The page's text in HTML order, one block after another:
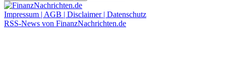
Impressum | AGB | Disclaimer | Datenschutz
RSS-News von FinanzNachrichten.de